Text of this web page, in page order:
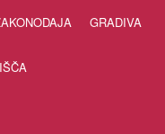
GRADIVA